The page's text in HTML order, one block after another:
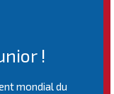
!
mondial du